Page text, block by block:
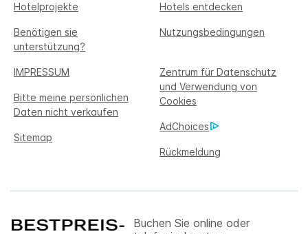
Hotelprojekte Hotels entdecken
Benötigen sie
unterstützung?
Nutzungsbedingungen
IMPRESSUM
Zentrum für Datenschutz
und Verwendung von
Cookies
Bitte meine persönlichen
Daten nicht verkaufen
AdChoices
Sitemap
Rückmeldung
Buchen Sie online oder